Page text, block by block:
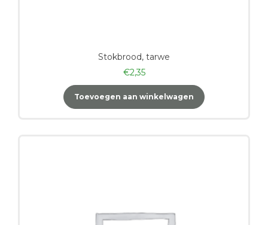
Stokbrood, tarwe
€2,35
Toevoegen aan winkelwagen